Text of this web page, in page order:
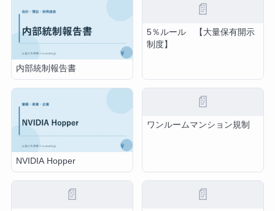
内部統制報告書
📄
5％ルール 【大量保有開示
制度】
NVIDIA Hopper
📄
ワンルームマンション規制
📄 📄